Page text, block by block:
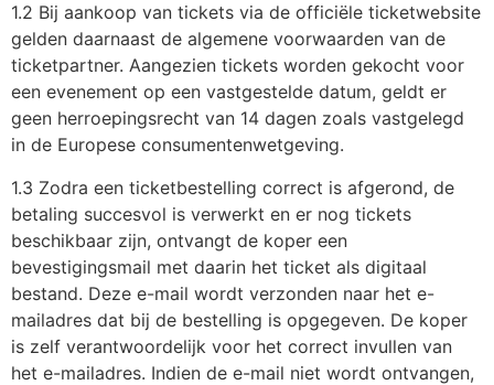
1.2 Bij aankoop van tickets via de officiële ticketwebsite
gelden daarnaast de algemene voorwaarden van de
ticketpartner. Aangezien tickets worden gekocht voor
een evenement op een vastgestelde datum, geldt er
geen herroepingsrecht van 14 dagen zoals vastgelegd
in de Europese consumentenwetgeving.
1.3 Zodra een ticketbestelling correct is afgerond, de
betaling succesvol is verwerkt en er nog tickets
beschikbaar zijn, ontvangt de koper een
bevestigingsmail met daarin het ticket als digitaal
bestand. Deze e-mail wordt verzonden naar het e-
mailadres dat bij de bestelling is opgegeven. De koper
is zelf verantwoordelijk voor het correct invullen van
het e-mailadres. Indien de e-mail niet wordt ontvangen,